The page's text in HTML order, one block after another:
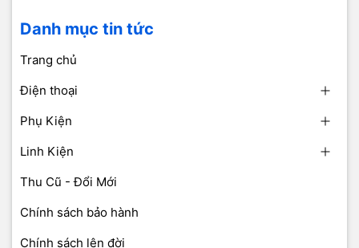
Danh mục tin tức
Trang chủ
Điện thoại
Phụ Kiện
Linh Kiện
Thu Cũ - Đổi Mới
Chính sách bảo hành
Chính sách lên đời